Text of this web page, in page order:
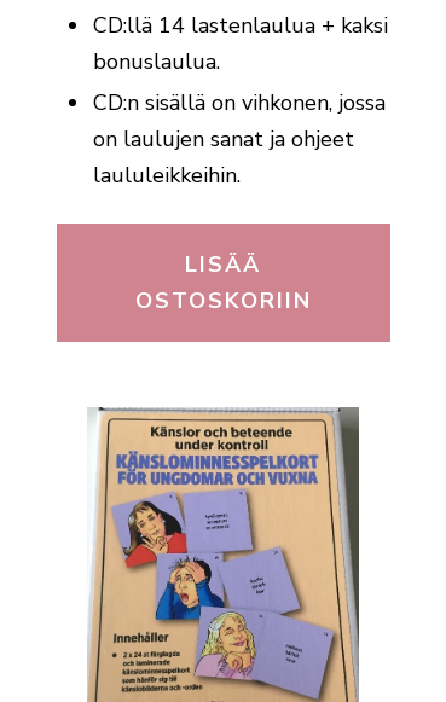
CD:llä 14 lastenlaulua + kaksi
bonuslaulua.
CD:n sisällä on vihkonen, jossa
on laulujen sanat ja ohjeet
laululeikkeihin.
LISÄÄ
OSTOSKORIIN